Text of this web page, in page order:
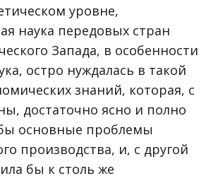
уровне,
наука передовых стран
Запада, в особенности
остро нуждалась в такой
знаний, которая, с
достаточно ясно и полно
основные проблемы
производства, и, с другой
бы к столь же